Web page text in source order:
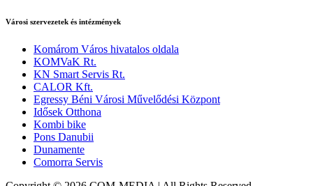
Városi szervezetek és intézmények
Komárom Város hivatalos oldala
KOMVaK Rt.
KN Smart Servis Rt.
CALOR Kft.
Egressy Béni Városi Művelődési Központ
Idősek Otthona
Kombi bike
Pons Danubii
Dunamente
Comorra Servis